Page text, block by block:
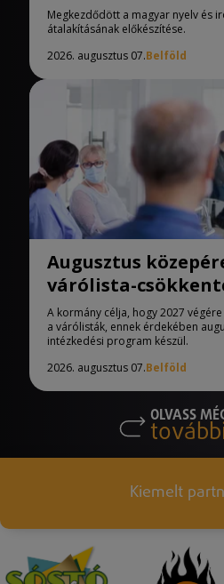
Megkezdődött a magyar nyelv és
átalakításának előkészítése.
2026. augusztus 07.Belföld
Augusztus
várólista-
A kormány célja, hogy 2027
a várólisták, ennek érdekében
intézkedési program készül.
2026. augusztus 07.Belföld
OLVASS
Kiemelt